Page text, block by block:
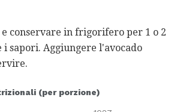
conservare in frigorifero per 1 o 2
sapori. Aggiungere l'avocado
(per porzione)